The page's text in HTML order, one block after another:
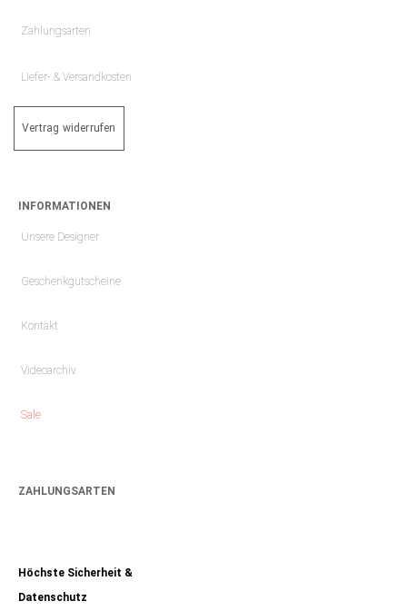
Zahlungsarten
Liefer- & Versandkosten
Vertrag widerrufen
INFORMATIONEN
Unsere Designer
Geschenkgutscheine
Kontakt
Videoarchiv
Sale
ZAHLUNGSARTEN
Höchste Sicherheit &
Datenschutz